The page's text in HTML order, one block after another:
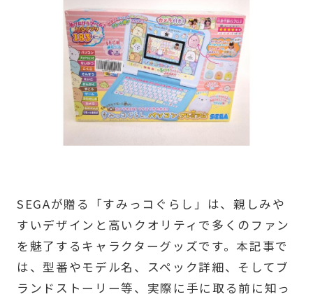
SEGAが贈る「すみっコぐらし」は、親しみや
すいデザインと高いクオリティで多くのファン
を魅了するキャラクターグッズです。本記事で
は、型番やモデル名、スペック詳細、そしてブ
ランドストーリー等、実際に手に取る前に知っ